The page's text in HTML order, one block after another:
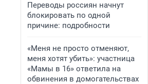
Переводы россиян начнут
блокировать по одной
причине: подробности
«Меня не просто отменяют,
меня хотят убить»: участница
«Мамы в 16» ответила на
обвинения в домогательствах